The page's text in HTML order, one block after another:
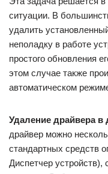
ситуации. В
удалить
неполадку в работе
простого обновления
этом случае также
автоматическом
Удаление драйвера в
драйвер можно
стандартных средств
Диспетчер устройств),